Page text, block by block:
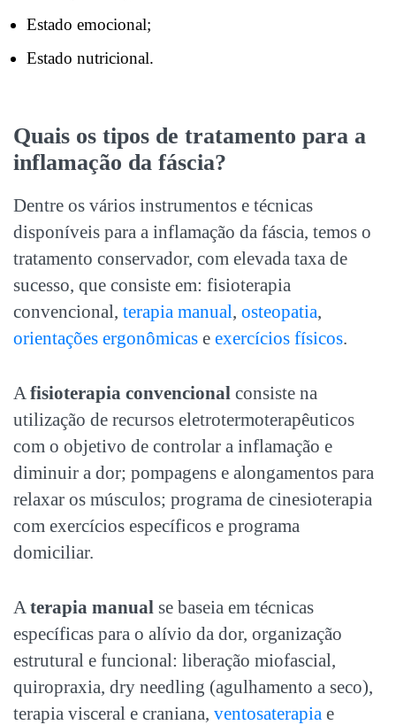
Estado emocional;
Estado nutricional.
Quais os tipos de tratamento para a
inflamação da fáscia?
Dentre os vários instrumentos e técnicas
disponíveis para a inflamação da fáscia, temos o
tratamento conservador, com elevada taxa de
sucesso, que consiste em: fisioterapia
convencional, terapia manual, osteopatia,
orientações ergonômicas e exercícios físicos.
Afisioterapia convencional consiste na
utilização de recursos eletrotermoterapêuticos
com o objetivo de controlar a inflamação e
diminuir a dor; pompagens e alongamentos para
relaxar os músculos; programa de cinesioterapia
com exercícios específicos e programa
domiciliar.
Aterapia manual se baseia em técnicas
específicas para o alívio da dor, organização
estrutural e funcional: liberação miofascial,
quiropraxia, dry needling (agulhamento a seco),
terapia visceral e craniana, ventosaterapia e